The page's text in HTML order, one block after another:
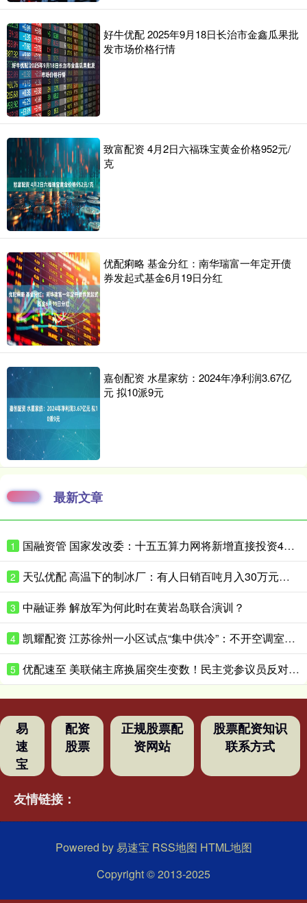
好牛优配 2025年9月18日长治市金鑫瓜果批
发市场价格行情
致富配资 4月2日六福珠宝黄金价格952元/
克
优配痢略 基金分红：南华瑞富一年定开债
券发起式基金6月19日分红
嘉创配资 水星家纺：2024年净利润3.67亿
元 拟10派9元
最新文章
1 国融资管 国家发改委：十五五算力网将新增直接投资4万亿
2 天弘优配 高温下的制冰厂：有人日销百吨月入30万元，忙的时候一天只睡三四小时
3 中融证券 解放军为何此时在黄岩岛联合演训？
4 凯耀配资 江苏徐州一小区试点“集中供冷”：不开空调室温可低至25℃
5 优配速至 美联储主席换届突生变数！民主党参议员反对推进美联储主席提名
易
速
宝
配资
股票
正规股票配
资网站
股票配资知识
联系方式
友情链接：
Powered by易速宝 RSS地图 HTML地图
Copyright© 2013-2025